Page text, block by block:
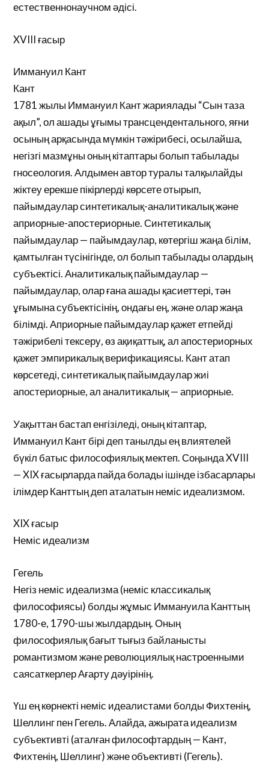
естественнонаучном әдісі.
XVIII ғасыр
Иммануил Кант
Кант
1781 жылы Иммануил Кант жариялады “Сын таза
ақыл”, ол ашады ұғымы трансцендентального, яғни
осының арқасында мүмкін тәжірибесі, осылайша,
негізгі мазмұны оның кітаптары болып табылады
гносеология. Алдымен автор туралы талқылайды
жіктеу ерекше пікірлерді көрсете отырып,
пайымдаулар синтетикалық-аналитикалық және
априорные-апостериорные. Синтетикалық
пайымдаулар — пайымдаулар, көтергіш жаңа білім,
қамтылған түсінігінде, ол болып табылады олардың
субъектісі. Аналитикалық пайымдаулар —
пайымдаулар, олар ғана ашады қасиеттері, тән
ұғымына субъектісінің, ондағы ең, және олар жаңа
білімді. Априорные пайымдаулар қажет етпейді
тәжірибелі тексеру, өз ақиқаттық, ал апостериорных
қажет эмпирикалық верификациясы. Кант атап
көрсетеді, синтетикалық пайымдаулар жиі
апостериорные, ал аналитикалық — априорные.
Уақыттан бастап енгізіледі, оның кітаптар,
Иммануил Кант бірі деп танылды ең влиятелей
бүкіл батыс философиялық мектеп. Соңында XVIII
— XIX ғасырларда пайда болады ішінде ізбасарлары
ілімдер Канттың деп аталатын неміс идеализмом.
XIX ғасыр
Неміс идеализм
Гегель
Негіз неміс идеализма (неміс классикалық
философиясы) болды жұмыс Иммануила Канттың
1780-е, 1790-шы жылдардың. Оның
философиялық бағыт тығыз байланысты
романтизмом және революциялық настроенными
саясаткерлер Ағарту дәуірінің.
Үш ең көрнекті неміс идеалистами болды Фихтенің,
Шеллинг пен Гегель. Алайда, ажырата идеализм
субъективті (аталған философтардың — Кант,
Фихтенің, Шеллинг) және объективті (Гегель).